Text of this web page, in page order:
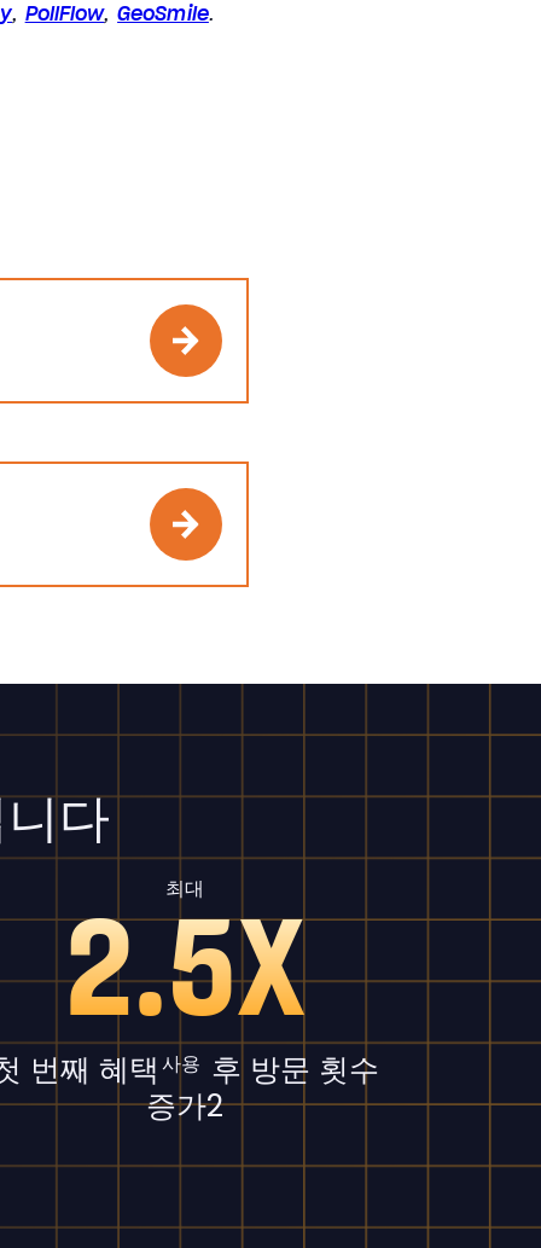
, PollFlow,GeoSmile.
다
최대
2.5X
번째 혜택 사용 후 방문 횟수
증가2